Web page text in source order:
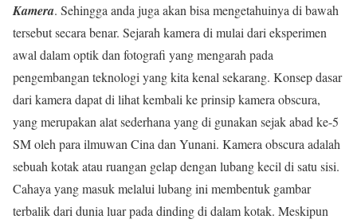
Kamera. Sehingga anda juga akan bisa mengetahuinya di bawah
tersebut secara benar. Sejarah kamera di mulai dari eksperimen
awal dalam optik dan fotografi yang mengarah pada
pengembangan teknologi yang kita kenal sekarang. Konsep dasar
dari kamera dapat di lihat kembali ke prinsip kamera obscura,
yang merupakan alat sederhana yang di gunakan sejak abad ke-5
SM oleh para ilmuwan Cina dan Yunani. Kamera obscura adalah
sebuah kotak atau ruangan gelap dengan lubang kecil di satu sisi.
Cahaya yang masuk melalui lubang ini membentuk gambar
terbalik dari dunia luar pada dinding di dalam kotak. Meskipun